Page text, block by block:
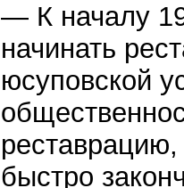
— К началу
начинать
юсуповской
быстро